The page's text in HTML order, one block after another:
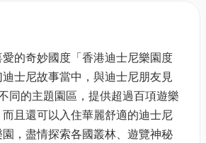
的奇妙國度「香港迪士尼樂園度
士尼故事當中，與迪士尼朋友見
同的主題園區，提供超過百項遊樂
且還可以入住華麗舒適的迪士尼
，盡情探索各國叢林、遊覽神秘